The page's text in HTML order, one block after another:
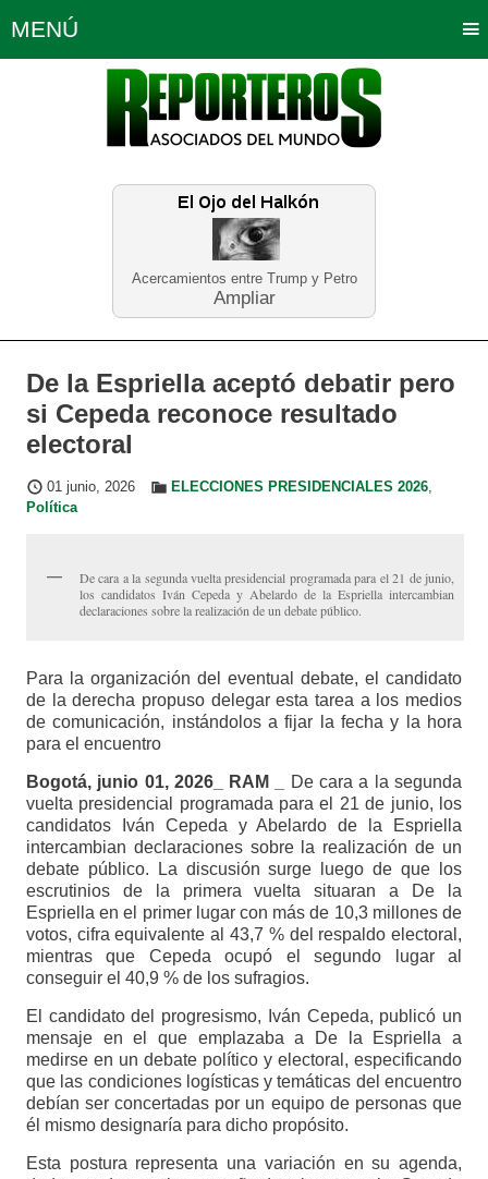
Acercamientos entre Trump y Petro
Ampliar
MENÚ
Política Opinión Bogotá
Planeta Tierra Deportes
Educación Neira
De la Espriella aceptó debatir pero
si Cepeda reconoce resultado
electoral
01 junio, 2026 ELECCIONES PRESIDENCIALES 2026,
Política
De cara a la segunda vuelta presidencial programada para el 21 de junio,
los candidatos Iván Cepeda y Abelardo de la Espriella intercambian
declaraciones sobre la realización de un debate público.
Para la organización del eventual debate, el candidato
de la derecha propuso delegar esta tarea a los medios
de comunicación, instándolos a fijar la fecha y la hora
para el encuentro
Bogotá, junio 01, 2026_ RAM _
De cara a la segunda
vuelta presidencial programada para el 21 de junio, los
candidatos Iván Cepeda y Abelardo de la Espriella
intercambian declaraciones sobre la realización de un
debate público. La discusión surge luego de que los
escrutinios de la primera vuelta situaran a De la
Espriella en el primer lugar con más de 10,3 millones de
votos, cifra equivalente al 43,7 % del respaldo electoral,
mientras que Cepeda ocupó el segundo lugar al
conseguir el 40,9 % de los sufragios.
El candidato del progresismo, Iván Cepeda, publicó un
mensaje en el que emplazaba a De la Espriella a
medirse en un debate político y electoral, especificando
que las condiciones logísticas y temáticas del encuentro
debían ser concertadas por un equipo de personas que
él mismo designaría para dicho propósito.
Esta postura representa una variación en su agenda,